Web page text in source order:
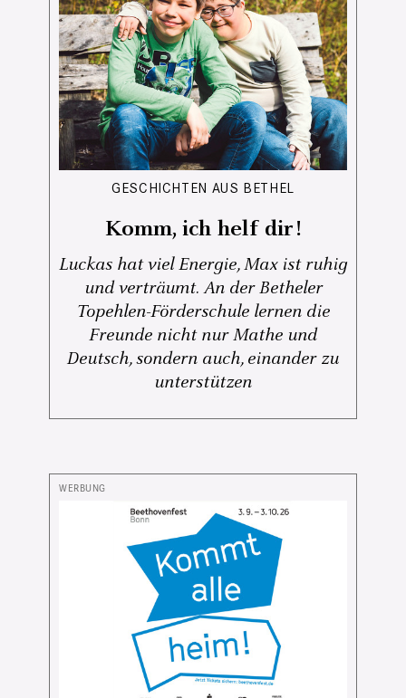
GESCHICHTEN AUS BETHEL
Komm, ich helf dir!
Luckas hat viel Energie, Max ist ruhig
und verträumt. An der Betheler
Topehlen-Förderschule lernen die
Freunde nicht nur Mathe und
Deutsch, sondern auch, einander zu
unterstützen